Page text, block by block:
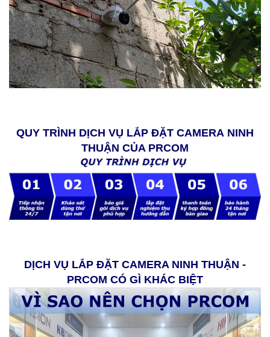
QUY TRÌNH DỊCH VỤ LẮP ĐẶT CAMERA NINH
THUẬN CỦA PRCOM
DỊCH VỤ LẮP ĐẶT CAMERA NINH THUẬN -
PRCOM CÓ GÌ KHÁC BIỆT